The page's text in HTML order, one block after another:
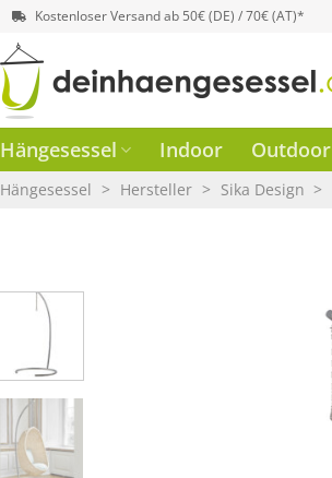
Kostenloser Versand ab 50€ (DE) / 70€ (AT)*
Hängesessel Indoor Outdoor
Hängesessel > Hersteller > Sika Design >